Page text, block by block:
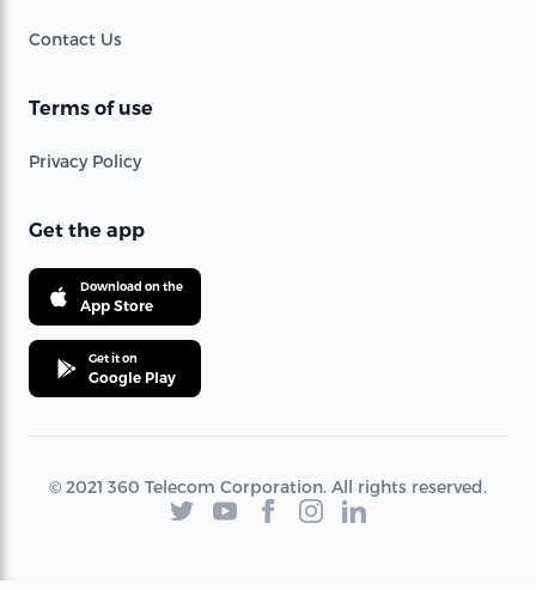
Contact Us
Terms of use
Privacy Policy
Get the app
Download on the
App Store
Get it on
Google Play
© 2021 360 Telecom Corporation. All rights reserved.